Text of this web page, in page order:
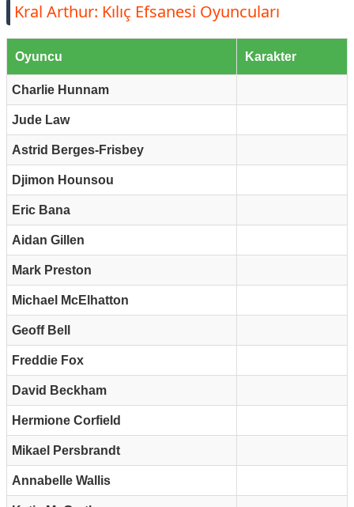
Kral Arthur: Kılıç Efsanesi Oyuncuları
Oyuncu Karakter
Charlie Hunnam
Jude Law
Astrid Berges-Frisbey
Djimon Hounsou
Eric Bana
Aidan Gillen
Mark Preston
Michael McElhatton
Geoff Bell
Freddie Fox
David Beckham
Hermione Corfield
Mikael Persbrandt
Annabelle Wallis